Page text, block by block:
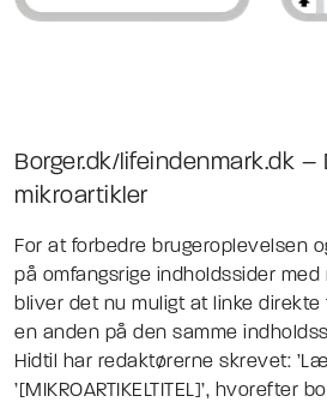
Borger.dk/lifeindenmark.dk –
mikroartikler
For at forbedre brugeroplevelsen
på omfangsrige indholdssider med
bliver det nu muligt at linke direkte
en anden på den samme
Hidtil har redaktørerne skrevet:
’[MIKROARTIKELTITEL]’, hvorefter